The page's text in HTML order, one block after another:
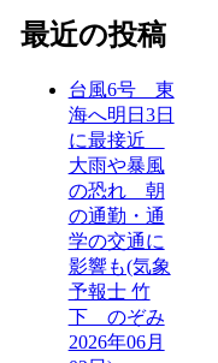
最近の投稿
台風6号 東
海へ明日3日
に最接近
大雨や暴風
の恐れ 朝
の通勤・通
学の交通に
影響も(気象
予報士 竹
下 のぞみ
2026年06月